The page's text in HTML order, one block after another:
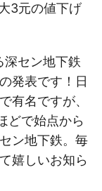
3元の値下げ
セン地下鉄
発表です！日
有名ですが、
どで始点から
ン地下鉄。毎
嬉しいお知ら